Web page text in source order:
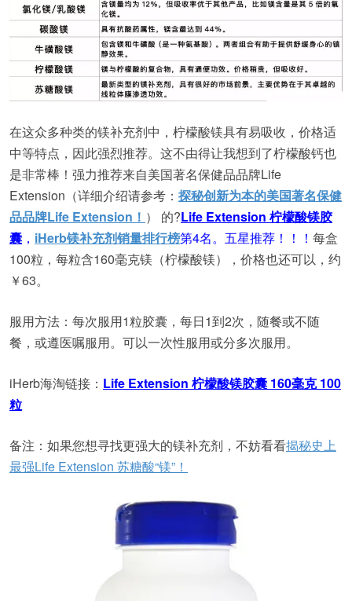
在这众多种类的镁补充剂中，柠檬酸镁具有易吸收，价格适
中等特点，因此强烈推荐。这不由得让我想到了柠檬酸钙也
是非常棒！强力推荐来自美国著名保健品品牌Life
Extension（详细介绍请参考： 探秘创新为本的美国著名保健
品品牌Life Extension！ ） 的?Life Extension 柠檬酸镁胶
囊 ， iHerb镁补充剂销量排行榜第4名。五星推荐！！！ 每盒
100粒，每粒含160毫克镁（柠檬酸镁），价格也还可以，约
￥63。
服用方法：每次服用1粒胶囊，每日1到2次，随餐或不随
餐，或遵医嘱服用。可以一次性服用或分多次服用。
iHerb海淘链接： Life Extension 柠檬酸镁胶囊 160毫克 100
粒
备注：如果您想寻找更强大的镁补充剂，不妨看看揭秘史上
最强Life Extension 苏糖酸“镁”！